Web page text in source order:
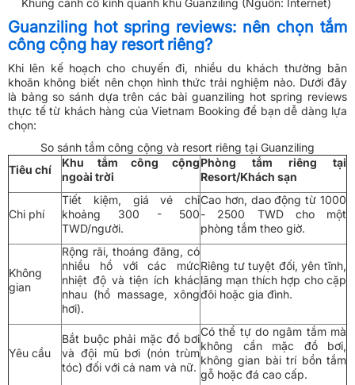
Guanziling hot spring reviews: nên chọn tắm
công cộng hay resort riêng?
Khi lên kế hoạch cho chuyến đi, nhiều du khách thường băn
khoăn không biết nên chọn hình thức trải nghiệm nào. Dưới đây
là bảng so sánh dựa trên các bài guanziling hot spring reviews
thực tế từ khách hàng của Vietnam Booking để bạn dễ dàng lựa
chọn:
So sánh tắm công cộng và resort riêng tại Guanziling
Tiêu chí
Khu tắm công cộng
ngoài trời
Phòng tắm riêng tại
Resort/Khách sạn
Chi phí
Tiết kiệm, giá vé chỉ
khoảng 300 - 500
TWD/người.
Cao hơn, dao động từ 1000
- 2500 TWD cho một
phòng tắm theo giờ.
Không
gian
Rộng rãi, thoáng đãng, có
nhiều hồ với các mức
nhiệt độ và tiện ích khác
nhau (hồ massage, xông
hơi).
Riêng tư tuyệt đối, yên tĩnh,
lãng mạn thích hợp cho cặp
đôi hoặc gia đình.
Yêu cầu
Bắt buộc phải mặc đồ bơi
và đội mũ bơi (nón trùm
tóc) đối với cả nam và nữ.
Có thể tự do ngâm tắm mà
không cần mặc đồ bơi,
không gian bài trí bồn tắm
gỗ hoặc đá cao cấp.